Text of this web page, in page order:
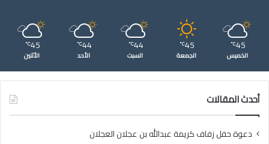
45
℃
الخميس
45
℃
الجمعة
44
℃
السبت
44
℃
الأحد
45
℃
الأثنين
أحدث المقالات
دعوة حفل زفاف كريمة عبدالله بن عجلان العجلان